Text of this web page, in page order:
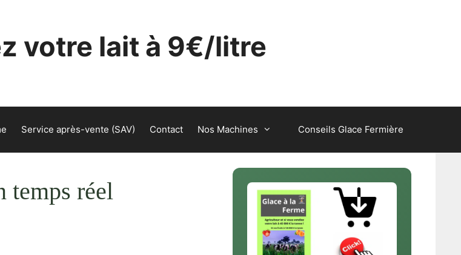
votre lait à 9€/litre
Service après-vente (SAV) Contact Nos Machines Conseils Glace Fermière
temps réel